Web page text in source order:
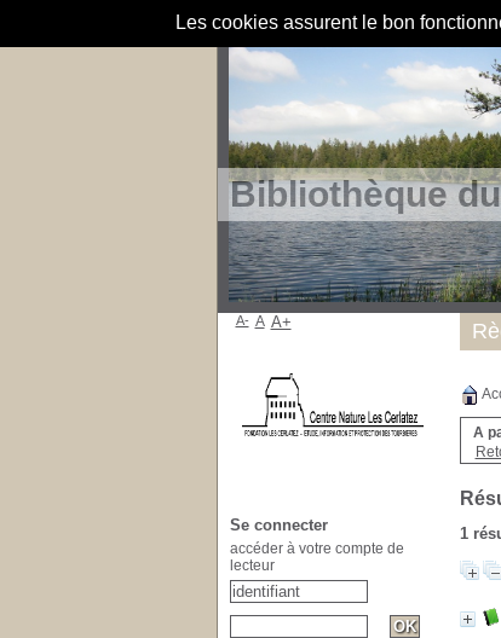
Les cookies assurent le bon
Bibliothèque
A
1
A- A A+
Se connecter
accéder à votre compte de
lecteur